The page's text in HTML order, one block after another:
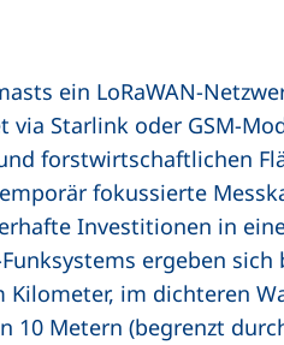
ein LoRaWAN-
Starlink oder GSM-
forstwirtschaftlichen
fokussierte
Investitionen in
ergeben
im dichteren
10 Metern (begrenzt